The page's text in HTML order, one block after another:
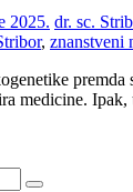
2025. dr. sc.
, znanstveni
premda
medicine. Ipak,